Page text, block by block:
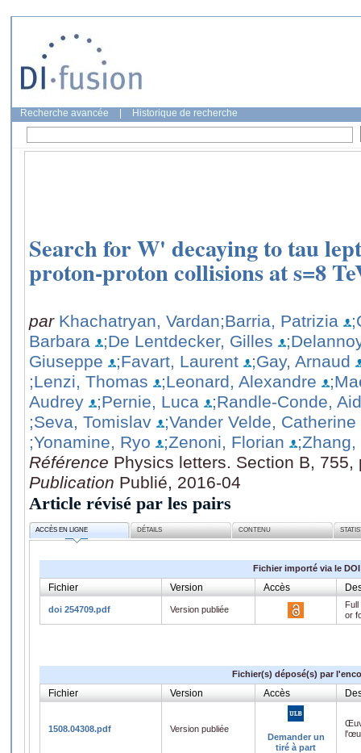
Recherche avancée Historique de recherche
Search for W' decaying to tau
proton-proton collisions at s=8
par Khachatryan, Vardan;Barria, Patrizia
Barbara
;De Lentdecker, Gilles
Giuseppe
;Favart, Laurent
;Gay, Arnaud
;Lenzi, Thomas
;Leonard, Alexandre
Audrey
;Pernie, Luca
;Randle-Conde,
;Seva, Tomislav
;Vander Velde, Catherine
;Yonamine, Ryo
;Zenoni, Florian
Référence Physics letters. Section B, 755,
Publication Publié, 2016-04
Article révisé par les pairs
ACCÈS EN LIGNE DÉTAILS CONTENU
Fichier importé via le DOI
Fichier Version Accès
doi 254709.pdf Version publiée
or
Fichier(s) déposé(s) par
Fichier Version Accès
1508.04308.pdf
Version publiée
Demander un
tiré à part